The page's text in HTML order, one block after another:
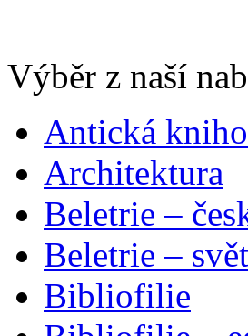
Výběr z naší
Antická
Architektura
Beletrie –
Beletrie –
Bibliofilie